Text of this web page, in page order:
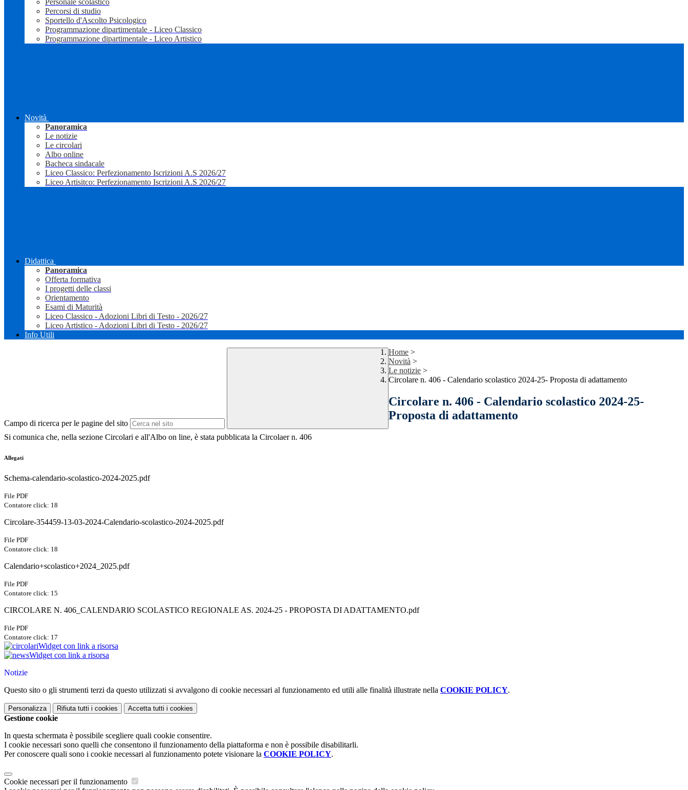
Personale scolastico
Percorsi di studio
Sportello d'Ascolto Psicologico
Programmazione dipartimentale - Liceo Classico
Programmazione dipartimentale - Liceo Artistico
Novità
Panoramica
Le notizie
Le circolari
Albo online
Bacheca sindacale
Liceo Classico: Perfezionamento Iscrizioni A.S 2026/27
Liceo Artisitco: Perfezionamento Iscrizioni A.S 2026/27
Didattica
Panoramica
Offerta formativa
I progetti delle classi
Orientamento
Esami di Maturità
Liceo Classico - Adozioni Libri di Testo - 2026/27
Liceo Artistico - Adozioni Libri di Testo - 2026/27
Info Utili
Campo di ricerca per le pagine del sito
Home >
Novità >
Le notizie >
Circolare n. 406 - Calendario scolastico 2024-25- Proposta di adattamento
Circolare n. 406 - Calendario scolastico 2024-25-
Proposta di adattamento
Si comunica che, nella sezione Circolari e all'Albo on line, è stata pubblicata la Circolaer n. 406
Allegati
Schema-calendario-scolastico-2024-2025.pdf
File PDF
Contatore click: 18
Circolare-354459-13-03-2024-Calendario-scolastico-2024-2025.pdf
File PDF
Contatore click: 18
Calendario+scolastico+2024_2025.pdf
File PDF
Contatore click: 15
CIRCOLARE N. 406_CALENDARIO SCOLASTICO REGIONALE AS. 2024-25 - PROPOSTA DI ADATTAMENTO.pdf
File PDF
Contatore click: 17
Widget con link a risorsa
Widget con link a risorsa
Notizie
Questo sito o gli strumenti terzi da questo utilizzati si avvalgono di cookie necessari al funzionamento ed utili alle finalità illustrate nella COOKIE POLICY.
Personalizza Rifiuta tutti i cookies Accetta tutti i cookies
Gestione cookie
In questa schermata è possibile scegliere quali cookie consentire.
I cookie necessari sono quelli che consentono il funzionamento della piattaforma e non è possibile disabilitarli.
Per conoscere quali sono i cookie necessari al funzionamento potete visionare la COOKIE POLICY.
Cookie necessari per il funzionamento